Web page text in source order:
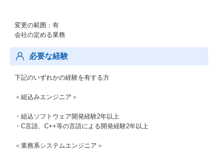
変更の範囲：有
会社の定める業務
必要な経験
下記のいずれかの経験を有する方
＜組込みエンジニア＞
・組込ソフトウェア開発経験2年以上
・C言語、C++等の言語による開発経験2年以上
＜業務系システムエンジニア＞